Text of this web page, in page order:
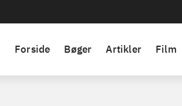
Forside Bøger Artikler Film